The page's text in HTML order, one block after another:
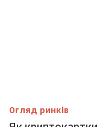
Огляд ринків